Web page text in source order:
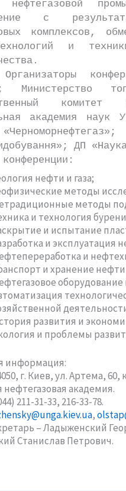
нефтегазовой
с
комплексов,
и
Министерство
академия наук
ДП
нефти и газа;
методы
методы
и технология
и испытание
и эксплуатация
и
и хранение нефти
развития и
и проблемы
информация:
г. Киев, ул. Артема, 60,
нефтегазовая академия.
211-31-33, 216-33-78.
,
– Ладыженский
Станислав Петрович.